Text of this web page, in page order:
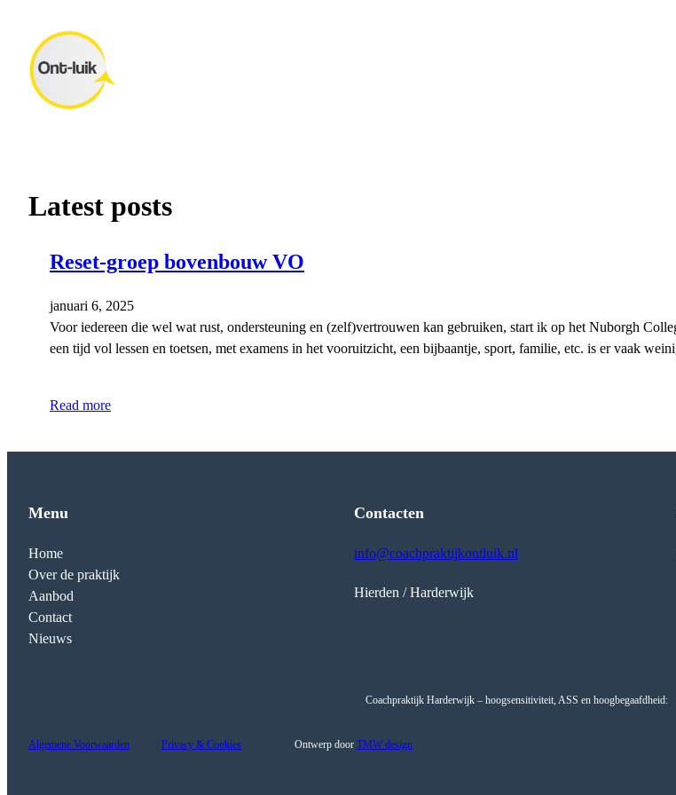
inhoud
Latest posts
Reset-groep bovenbouw VO
januari 6, 2025
Voor iedereen die wel wat rust, ondersteuning en (zelf)vertrouwen kan gebruiken, start ik op het Nuborgh
een tijd vol lessen en toetsen, met examens in het vooruitzicht, een bijbaantje, sport, familie, etc. is er vaak
Read more
Menu
Home
Over de praktijk
Aanbod
Contact
Nieuws
Contacten
info@coachpraktijkontluik.nl
Hierden / Harderwijk
Coachpraktijk Harderwijk – hoogsensitiviteit, ASS en hoogbegaafdheid:
Algemene Voorwaarden Privacy & Cookies Ontwerp door TMW design